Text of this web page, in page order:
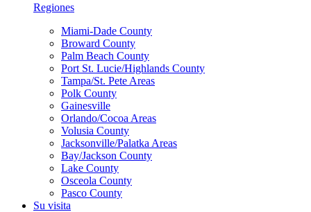
Regiones
Miami-Dade County
Broward County
Palm Beach County
Port St. Lucie/Highlands County
Tampa/St. Pete Areas
Polk County
Gainesville
Orlando/Cocoa Areas
Volusia County
Jacksonville/Palatka Areas
Bay/Jackson County
Lake County
Osceola County
Pasco County
Su visita